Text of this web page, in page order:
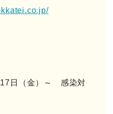
日（金）～ 感染対